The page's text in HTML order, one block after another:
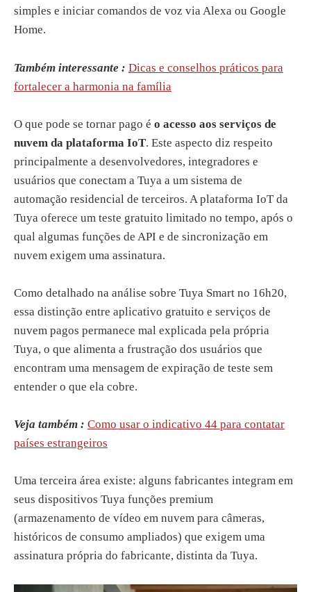
simples e iniciar comandos de voz via Alexa ou Google
Home.
Também interessante : Dicas e conselhos práticos para
fortalecer a harmonia na família
O que pode se tornar pago é o acesso aos serviços de
nuvem da plataforma IoT. Este aspecto diz respeito
principalmente a desenvolvedores, integradores e
usuários que conectam a Tuya a um sistema de
automação residencial de terceiros. A plataforma IoT da
Tuya oferece um teste gratuito limitado no tempo, após o
qual algumas funções de API e de sincronização em
nuvem exigem uma assinatura.
Como detalhado na análise sobre Tuya Smart no 16h20,
essa distinção entre aplicativo gratuito e serviços de
nuvem pagos permanece mal explicada pela própria
Tuya, o que alimenta a frustração dos usuários que
encontram uma mensagem de expiração de teste sem
entender o que ela cobre.
Veja também : Como usar o indicativo 44 para contatar
países estrangeiros
Uma terceira área existe: alguns fabricantes integram em
seus dispositivos Tuya funções premium
(armazenamento de vídeo em nuvem para câmeras,
históricos de consumo ampliados) que exigem uma
assinatura própria do fabricante, distinta da Tuya.